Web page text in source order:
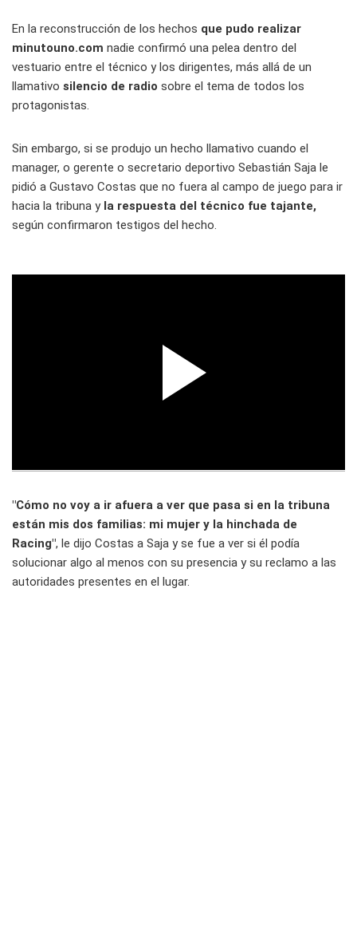
En la reconstrucción de los hechos que pudo realizar
minutouno.com nadie confirmó una pelea dentro del
vestuario entre el técnico y los dirigentes, más allá de un
llamativo silencio de radio sobre el tema de todos los
protagonistas.
Sin embargo, si se produjo un hecho llamativo cuando el
manager, o gerente o secretario deportivo Sebastián Saja le
pidió a Gustavo Costas que no fuera al campo de juego para ir
hacia la tribuna yla respuesta del técnico fue tajante,
según confirmaron testigos del hecho.
"Cómo no voy a ir afuera a ver que pasa si en la tribuna
están mis dos familias: mi mujer y la hinchada de
Racing", le dijo Costas a Saja y se fue a ver si él podía
solucionar algo al menos con su presencia y su reclamo a las
autoridades presentes en el lugar.